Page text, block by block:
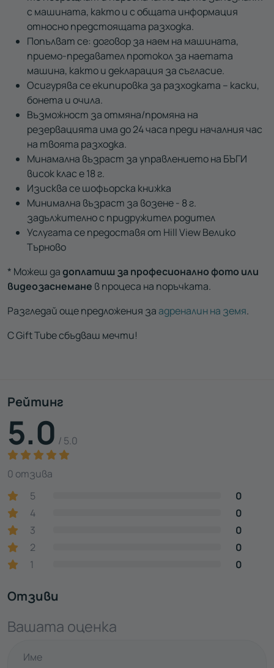
с машината, както и с общата информация
относно предстоящата разходка.
Попълват се: договор за наем на машината,
приемо-предавател протокол за наетата
машина, както и декларация за съгласие.
Осигурява се екипировка за разходката – каски,
бонета и очила.
Възможност за отмяна/промяна на
резервацията има до 24 часа преди началния час
на твоята разходка.
Минамална възраст за управлението на БЪГИ
висок клас е 18 г.
Изисква се шофьорска книжка
Минимална възраст за возене - 8 г.
задължително с придружител родител
Услугата се предоставя от Hill View Велико
Търново
* Можеш дадоплатиш за професионално фото или
видеозаснемане в процеса на поръчката.
Разгледай още предложения заадреналин на земя.
С Gift Tube сбъдваш мечти!
Рейтинг
5.0 / 5.0
0 отзива
5
0
4
0
3
0
2
0
1
0
Отзиви
Вашата оценка
Име